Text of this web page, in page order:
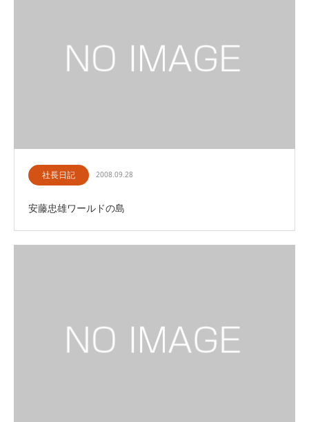
社長日記 2008.09.28
安藤忠雄ワールドの島